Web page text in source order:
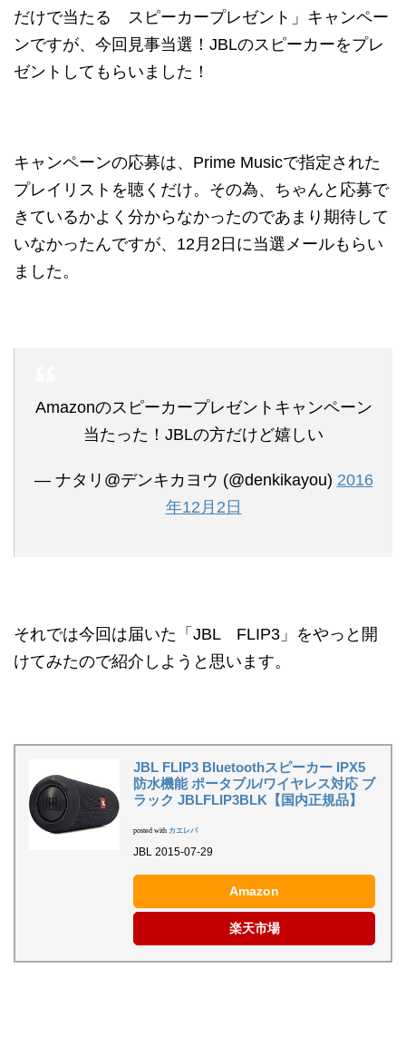
だけで当たる スピーカープレゼント」キャンペー
ンですが、今回見事当選！JBLのスピーカーをプレ
ゼントしてもらいました！
キャンペーンの応募は、Prime Musicで指定された
プレイリストを聴くだけ。その為、ちゃんと応募で
きているかよく分からなかったのであまり期待して
いなかったんですが、12月2日に当選メールもらい
ました。
Amazonのスピーカープレゼントキャンペーン
当たった！JBLの方だけど嬉しい
— ナタリ@デンキカヨウ (@denkikayou) 2016
年12月2日
それでは今回は届いた「JBL FLIP3」をやっと開
けてみたので紹介しようと思います。
JBL FLIP3 Bluetoothスピーカー IPX5
防水機能 ポータブル/ワイヤレス対応 ブ
ラック JBLFLIP3BLK【国内正規品】
posted with カエレバ
JBL 2015-07-29
Amazon
楽天市場